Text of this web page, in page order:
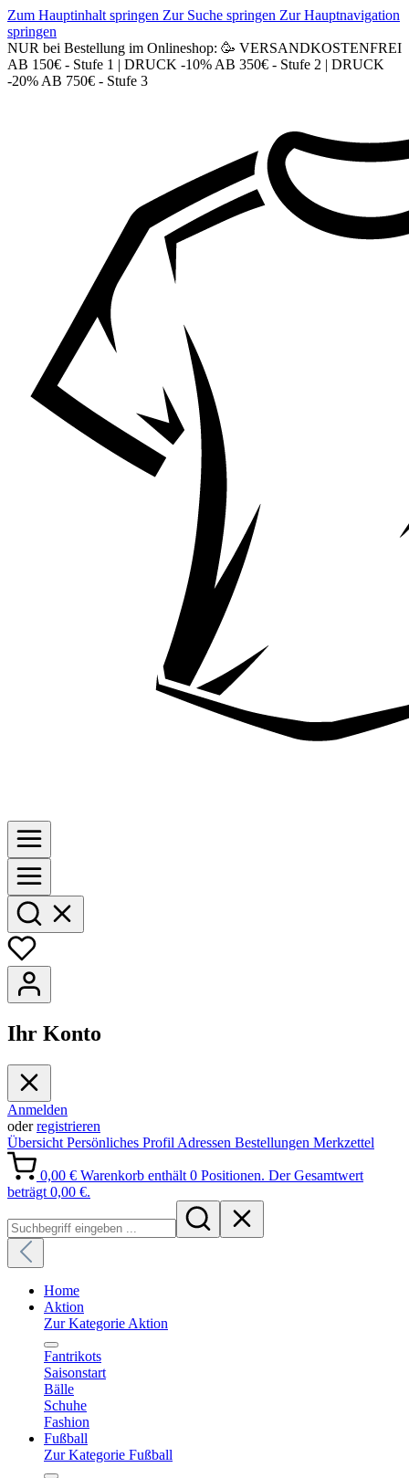
Zum Hauptinhalt springen Zur Suche springen Zur Hauptnavigation
springen
NUR bei Bestellung im Onlineshop: 🥳 VERSANDKOSTENFREI
AB 150€ - Stufe 1 | DRUCK -10% AB 350€ - Stufe 2 | DRUCK
-20% AB 750€ - Stufe 3
Ihr Konto
Anmelden
oderregistrieren
Übersicht Persönliches Profil Adressen Bestellungen Merkzettel
0,00 € Warenkorb enthält 0 Positionen. Der Gesamtwert
beträgt 0,00 €.
Home
Aktion
Zur Kategorie Aktion
Fantrikots
Saisonstart
Bälle
Schuhe
Fashion
Fußball
Zur Kategorie Fußball